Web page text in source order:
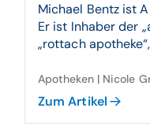
Michael Bentz ist
Er ist Inhaber der
„rottach
Apotheken | Nicole
Zum Artikel